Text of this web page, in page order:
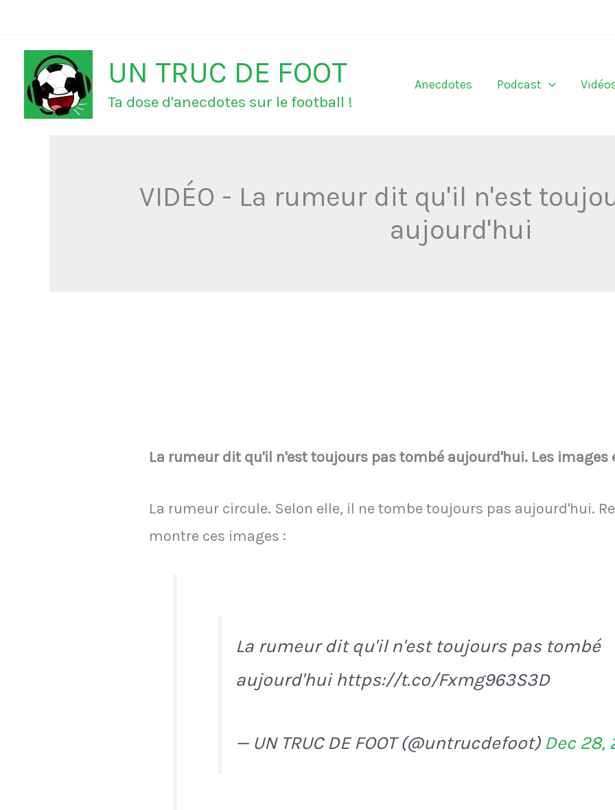
contenu
UN TRUC DE FOOT
Ta dose d'anecdotes sur le football !
Anecdotes Podcast
VIDÉO - La rumeur dit qu'il n'est
aujourd'hui
La rumeur dit qu'il n'est toujours pas tombé aujourd'hui. Les images
La rumeur circule. Selon elle, il ne tombe toujours pas aujourd'hui.
montre ces images :
La rumeur dit qu'il n'est toujours pas tombé
aujourd'hui https://t.co/Fxmg963S3D
— UN TRUC DE FOOT (@untrucdefoot) Dec 28,